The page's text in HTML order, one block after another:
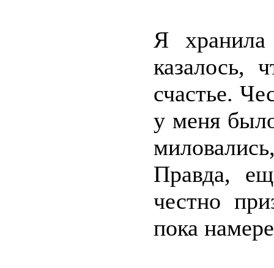
Я хранила
казалось,
счастье.
у меня
Правда,
честно
пока